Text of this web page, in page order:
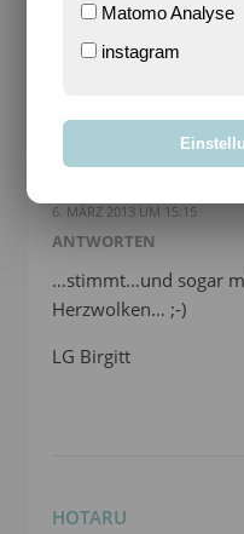
6. MÄRZ 2013 UM 15:15
ANTWORTEN
…stimmt…und sogar
Herzwolken… ;-)
LG Birgitt
HOTARU
Matomo Analyse
instagram